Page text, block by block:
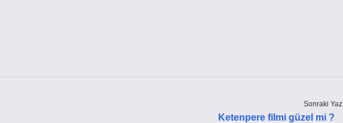
Sonraki
Ketenpere filmi güzel mi ?